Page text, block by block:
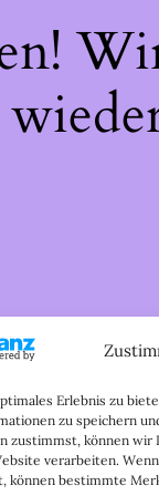
Erlebnis zu
zu speichern
zustimmst, können wir
verarbeiten.
können bestimmte